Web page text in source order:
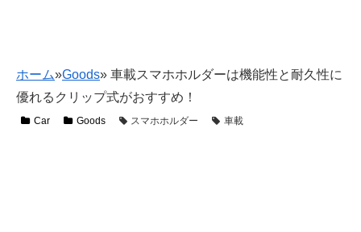
ホーム»Goods» 車載スマホホルダーは機能性と耐久性に
優れるクリップ式がおすすめ！
Car Goods スマホホルダー 車載